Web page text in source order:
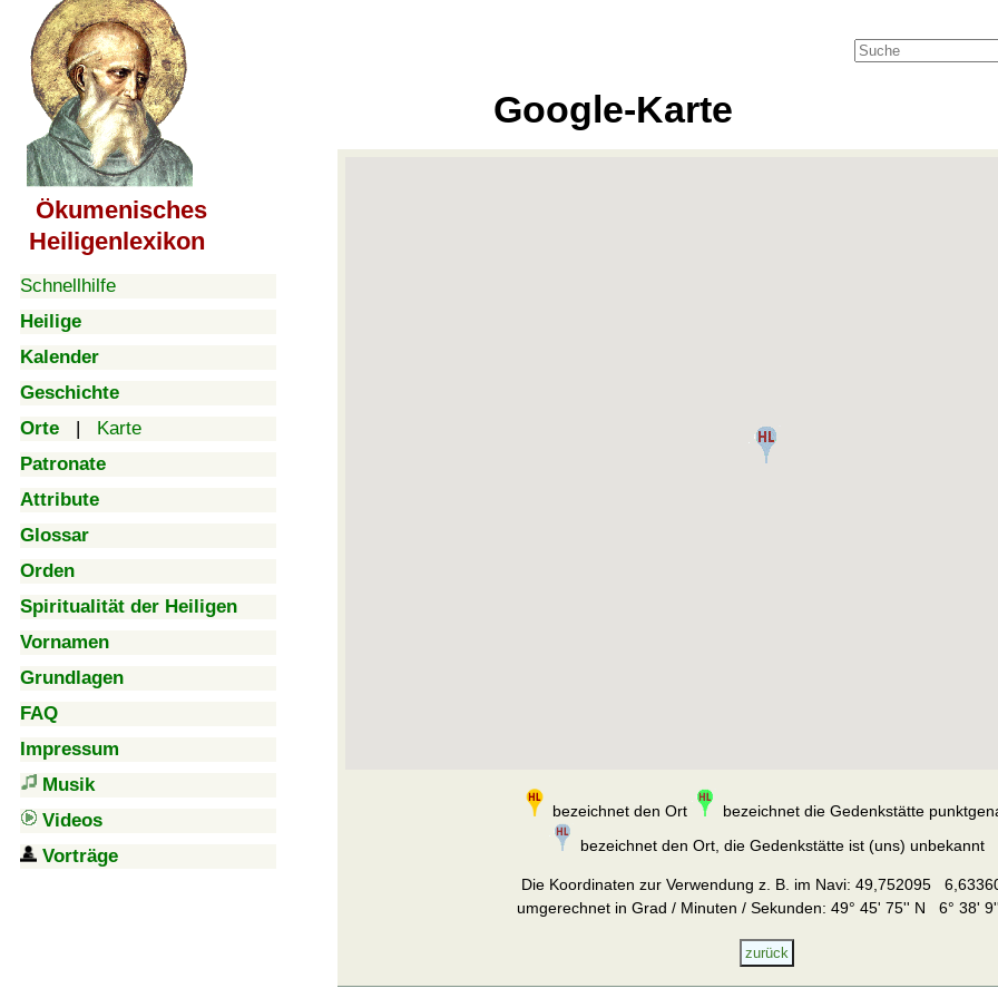
Ökumenisches
Heiligenlexikon
Schnellhilfe
Heilige
Kalender
Geschichte
Orte | Karte
Patronate
Attribute
Glossar
Orden
Spiritualität der Heiligen
Vornamen
Grundlagen
FAQ
Impressum
Musik
Videos
Vorträge
Google-Karte
bezeichnet den Ort
bezeichnet die Gedenkstätte
bezeichnet den Ort, die Gedenkstätte ist (uns) unbekannt
Die Koordinaten zur Verwendung z. B. im Navi: 49,752095
umgerechnet in Grad / Minuten / Sekunden: 49° 45' 75'' N 6° 38'